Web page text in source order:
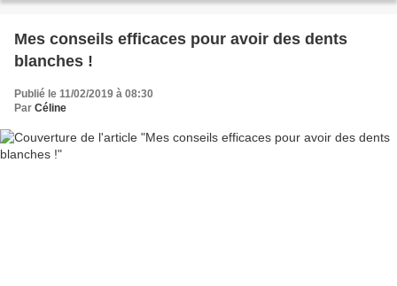
Mes conseils efficaces pour avoir des dents
blanches !
Publié le 11/02/2019 à 08:30
Par Céline